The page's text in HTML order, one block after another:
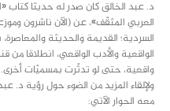
د. عبد الخالق كان صدر له حديثا كتاب
العربي المثقّف»، عن (الآن ناشرون
السردية؛ القديمة والحديثة
الواقعية والأدب الواقعي، انطلاقا من
واقعية، حتى لو تدثّرت بمسميّات أخرى.
ولإلقاء المزيد من الضوء حول رؤية د.
معه الحوار الآتي: